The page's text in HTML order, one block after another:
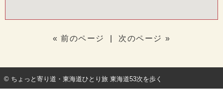
« 前のページ 次のページ »
© ちょっと寄り道・東海道ひとり旅 東海道53次を歩く